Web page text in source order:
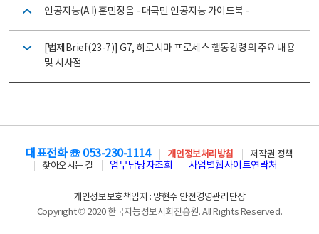
인공지능(A.I) 훈민정음 - 대국민 인공지능 가이드북 -
[법제Brief(23-7)] G7, 히로시마 프로세스 행동강령의 주요 내용
및 시사점
대표전화 ☏ 053-230-1114 개인정보처리방침
저작권 정책
찾아오시는 길
업무담당자조회 사업별웹사이트연락처
개인정보보호책임자 : 양현수 안전경영관리단장
Copyright © 2020 한국지능정보사회진흥원. All Rights Reserved.